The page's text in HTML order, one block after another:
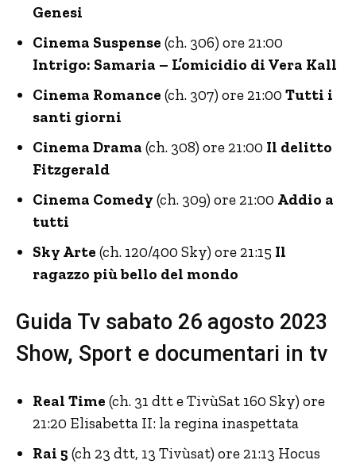
Genesi
Cinema Suspense (ch. 306) ore 21:00
Intrigo: Samaria – L’omicidio di Vera Kall
Cinema Romance (ch. 307) ore 21:00 Tutti i
santi giorni
Cinema Drama (ch. 308) ore 21:00 Il delitto
Fitzgerald
Cinema Comedy (ch. 309) ore 21:00 Addio a
tutti
Sky Arte (ch. 120/400 Sky) ore 21:15 Il
ragazzo più bello del mondo
Guida Tv sabato 26 agosto 2023
Show, Sport e documentari in tv
Real Time (ch. 31 dtt e TivùSat 160 Sky) ore
21:20 Elisabetta II: la regina inaspettata
Rai 5 (ch 23 dtt, 13 Tivùsat) ore 21:13 Hocus